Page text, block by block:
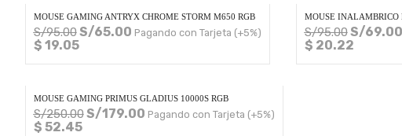
MOUSE GAMING ANTRYX CHROME STORM M650 RGB
S/95.00S/65.00 Pagando con Tarjeta (+5%)
$ 19.05
MOUSE
S/95.00S/69.00
$ 20.22
MOUSE GAMING PRIMUS GLADIUS 10000S RGB
S/250.00S/179.00 Pagando con Tarjeta (+5%)
$ 52.45